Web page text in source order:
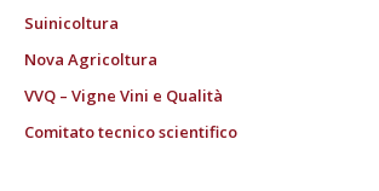
Suinicoltura
Nova Agricoltura
VVQ – Vigne Vini e Qualità
Comitato tecnico scientifico